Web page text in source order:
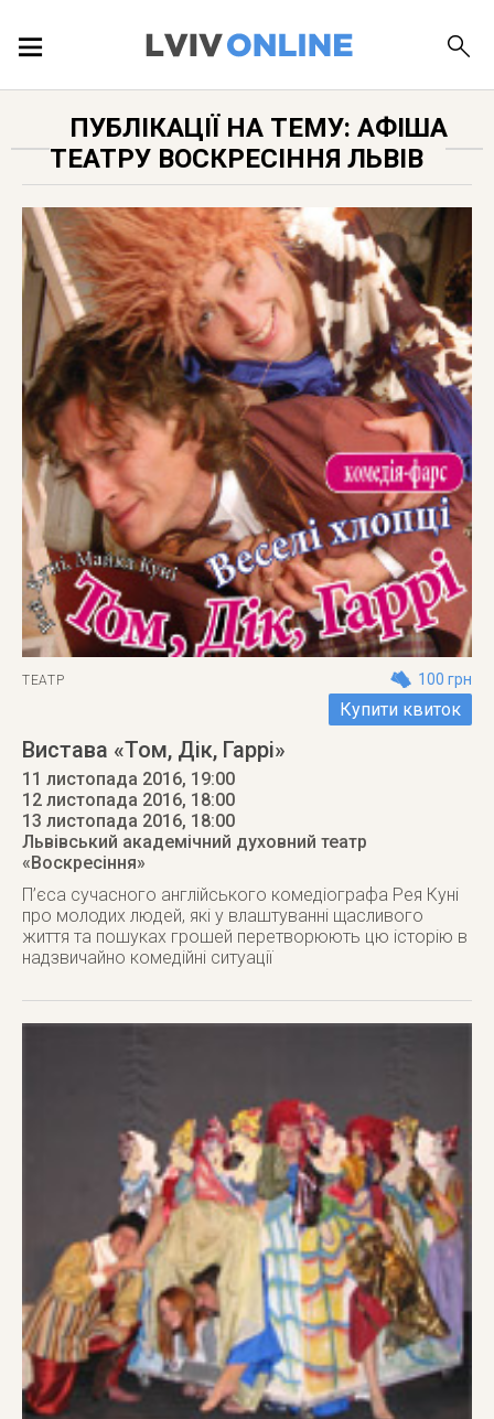
ЛОКАЦІЇ
ПУБЛІКАЦІЇ
ДОВІДКА
ПУБЛІКАЦІЇ НА ТЕМУ: АФІША
ТЕАТРУ ВОСКРЕСІННЯ ЛЬВІВ
ТЕАТР 100 грн
Купити квиток
Вистава «Том, Дік, Гаррі»
11 листопада 2016, 19:00
12 листопада 2016, 18:00
13 листопада 2016, 18:00
Львівський академічний духовний театр
«Воскресіння»
П’єса сучасного англійського комедіографа Рея Куні
про молодих людей, які у влаштуванні щасливого
життя та пошуках грошей перетворюють цю історію в
надзвичайно комедійні ситуації